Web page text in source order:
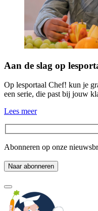
Aan de slag op
Op lesportaal Chef! kun je
een serie, die past bij jouw
Lees meer
Abonneren op onze